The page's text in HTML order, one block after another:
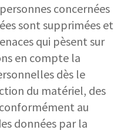
concernées
sont supprimées et
qui pèsent sur
en compte la
dès le
du matériel, des
au
données par la